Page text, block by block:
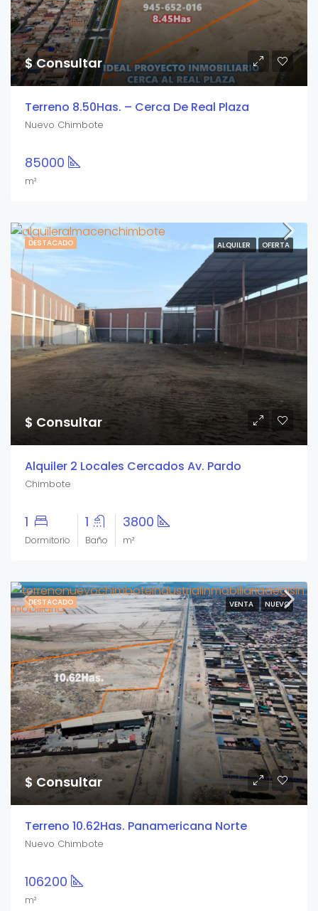
$ Consultar
Terreno 8.50Has. – Cerca De Real Plaza
Nuevo Chimbote
85000
m²
DESTACADO ALQUILER OFERTA
$ Consultar
Alquiler 2 Locales Cercados Av. Pardo
Chimbote
1
Dormitorio
1
Baño
3800
m²
DESTACADO VENTA NUEVO
$ Consultar
Terreno 10.62Has. Panamericana Norte
Nuevo Chimbote
106200
m²